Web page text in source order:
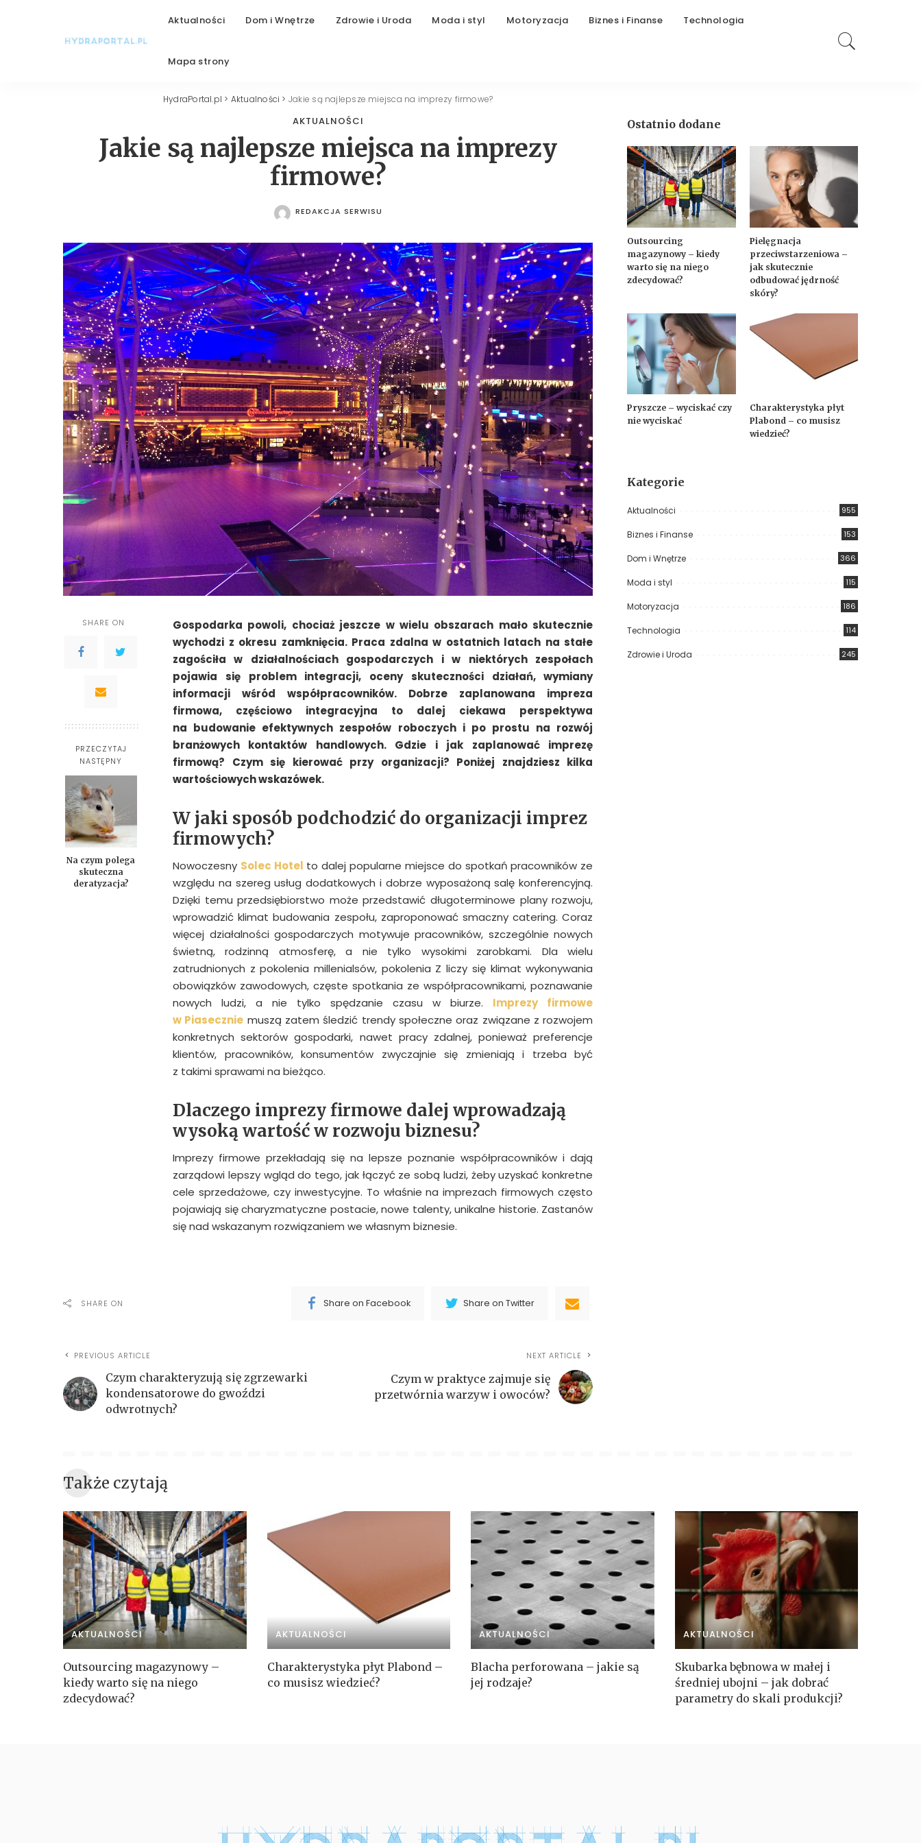
Aktualności Dom i Wnętrze Zdrowie i Uroda Moda i styl Motoryzacja Biznes i Finanse Technologia
Mapa strony
HydraPortal.pl > Aktualności > Jakie są najlepsze miejsca na imprezy firmowe?
AKTUALNOŚCI
Jakie są najlepsze miejsca na imprezy
firmowe?
POSTED
REDAKCJA SERWISU
SHARE ON
PRZECZYTAJ
NASTĘPNY
Na czym polega
skuteczna
deratyzacja?
Gospodarka powoli, chociaż jeszcze w wielu obszarach mało skutecznie
wychodzi z okresu zamknięcia. Praca zdalna w ostatnich latach na stałe
zagościła w działalnościach gospodarczych i w niektórych zespołach
pojawia się problem integracji, oceny skuteczności działań, wymiany
informacji wśród współpracowników. Dobrze zaplanowana impreza
firmowa, częściowo integracyjna to dalej ciekawa perspektywa
na budowanie efektywnych zespołów roboczych i po prostu na rozwój
branżowych kontaktów handlowych. Gdzie i jak zaplanować imprezę
firmową? Czym się kierować przy organizacji? Poniżej znajdziesz kilka
wartościowych wskazówek.
W jaki sposób podchodzić do organizacji imprez
firmowych?
Nowoczesny Solec Hotel to dalej popularne miejsce do spotkań pracowników ze
względu na szereg usług dodatkowych i dobrze wyposażoną salę konferencyjną.
Dzięki temu przedsiębiorstwo może przedstawić długoterminowe plany rozwoju,
wprowadzić klimat budowania zespołu, zaproponować smaczny catering. Coraz
więcej działalności gospodarczych motywuje pracowników, szczególnie nowych
świetną, rodzinną atmosferę, a nie tylko wysokimi zarobkami. Dla wielu
zatrudnionych z pokolenia millenialsów, pokolenia Z liczy się klimat wykonywania
obowiązków zawodowych, częste spotkania ze współpracownikami, poznawanie
nowych ludzi, a nie tylko spędzanie czasu w biurze. Imprezy firmowe
w Piasecznie muszą zatem śledzić trendy społeczne oraz związane z rozwojem
konkretnych sektorów gospodarki, nawet pracy zdalnej, ponieważ preferencje
klientów, pracowników, konsumentów zwyczajnie się zmieniają i trzeba być
z takimi sprawami na bieżąco.
Dlaczego imprezy firmowe dalej wprowadzają
wysoką wartość w rozwoju biznesu?
Imprezy firmowe przekładają się na lepsze poznanie współpracowników i dają
zarządowi lepszy wgląd do tego, jak łączyć ze sobą ludzi, żeby uzyskać konkretne
cele sprzedażowe, czy inwestycyjne. To właśnie na imprezach firmowych często
pojawiają się charyzmatyczne postacie, nowe talenty, unikalne historie. Zastanów
się nad wskazanym rozwiązaniem we własnym biznesie.
SHARE ON Share on Facebook Share on Twitter
PREVIOUS ARTICLE
Czym charakteryzują się zgrzewarki
kondensatorowe do gwoździ
odwrotnych?
NEXT ARTICLE
Czym w praktyce zajmuje się
przetwórnia warzyw i owoców?
Ostatnio dodane
Outsourcing
magazynowy – kiedy
warto się na niego
zdecydować?
Pielęgnacja
przeciwstarzeniowa –
jak skutecznie
odbudować jędrność
skóry?
Pryszcze – wyciskać czy
nie wyciskać
Charakterystyka płyt
Plabond – co musisz
wiedzieć?
Kategorie
Aktualności 955
Biznes i Finanse 153
Dom i Wnętrze 366
Moda i styl 115
Motoryzacja 186
Technologia 114
Zdrowie i Uroda 245
Także czytają
AKTUALNOŚCI
Outsourcing magazynowy –
kiedy warto się na niego
zdecydować?
AKTUALNOŚCI
Charakterystyka płyt Plabond –
co musisz wiedzieć?
AKTUALNOŚCI
Blacha perforowana – jakie są
jej rodzaje?
AKTUALNOŚCI
Skubarka bębnowa w małej i
średniej ubojni – jak dobrać
parametry do skali produkcji?